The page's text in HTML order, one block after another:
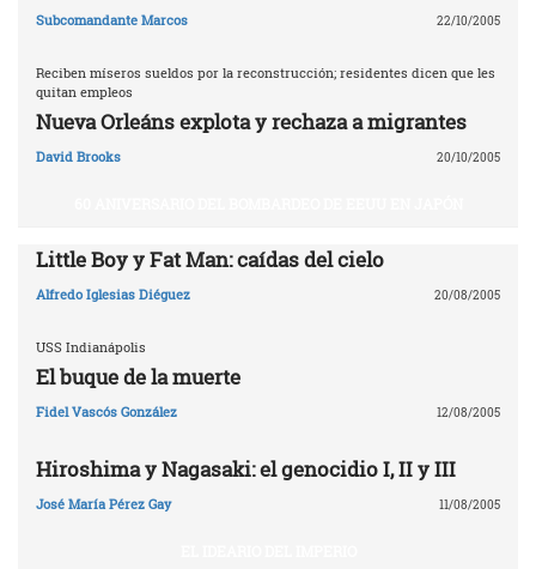
Subcomandante Marcos 22/10/2005
Reciben míseros sueldos por la reconstrucción; residentes dicen que les
quitan empleos
Nueva Orleáns explota y rechaza a migrantes
David Brooks 20/10/2005
Little Boy y Fat Man: caídas del cielo
Alfredo Iglesias Diéguez 20/08/2005
USS Indianápolis
El buque de la muerte
Fidel Vascós González 12/08/2005
Hiroshima y Nagasaki: el genocidio I, II y III
José María Pérez Gay 11/08/2005